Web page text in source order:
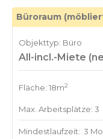
Büroraum
Objekttyp: Büro
All-incl.-Miete
Fläche: 18m2
Max. Arbeitsplätze: 3
Mindestlaufzeit: 3